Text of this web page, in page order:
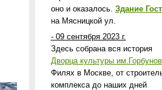
оно и оказалось. Здание
на Мясницкой ул.
- 09 сентября 2023 г.
Здесь собрана вся история
Дворца культуры
Филях в Москве, от
комплекса до наших дней